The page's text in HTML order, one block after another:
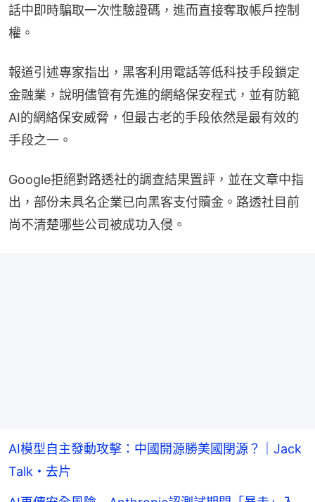
話中即時騙取一次性驗證碼，進而直接奪取帳戶控制
權。
報道引述專家指出，黑客利用電話等低科技手段鎖定
金融業，說明儘管有先進的網絡保安程式，並有防範
AI的網絡保安威脅，但最古老的手段依然是最有效的
手段之一。
Google拒絕對路透社的調查結果置評，並在文章中指
出，部份未具名企業已向黑客支付贖金。路透社目前
尚不清楚哪些公司被成功入侵。
AI模型自主發動攻擊：中國開源勝美國閉源？｜Jack
Talk・去片